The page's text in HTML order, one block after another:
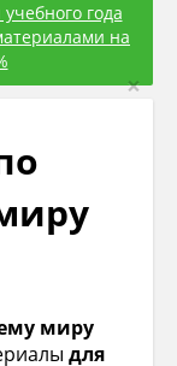
года
на
×
миру
для